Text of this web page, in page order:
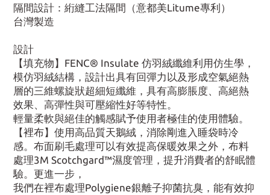
隔間設計：絎縫工法隔間（意都美Litume專利）
台灣製造
設計
【填充物】FENC® Insulate 仿羽絨纖維利用仿生學，
模仿羽絨結構，設計出具有回彈力以及形成空氣絕熱
層的三維螺旋狀超細短纖維，具有高膨脹度、高絕熱
效果、高彈性與可壓縮性好等特性。
輕量柔軟與絕佳的觸感賦予使用者極佳的使用體驗。
【裡布】使用高品質天鵝絨，消除剛進入睡袋時冷
感。布面刷毛處理可以有效提高保暖效果之外，布料
處理3M Scotchgard™濕度管理，提升消費者的舒眠體
驗。更進一步，
我們在裡布處理Polygiene銀離子抑菌抗臭，能有效抑